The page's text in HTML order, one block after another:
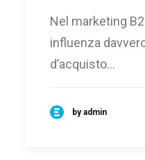
Nel marketing
influenza
d’acquisto…
by admin